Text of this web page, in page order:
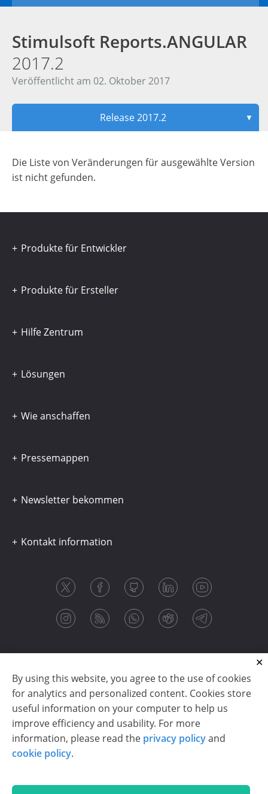
Stimulsoft Reports.ANGULAR
2017.2
Veröffentlicht am 02. Oktober 2017
Release 2017.2 ▼
Die Liste von Veränderungen für ausgewählte Version
ist nicht gefunden.
By using this website, you agree to the use of cookies
for analytics and personalized content. Cookies store
useful information on your computer to help us
improve efficiency and usability. For more
information, please read the privacy policyand
cookie policy.
Produkte für Entwickler
Produkte für Ersteller
Hilfe Zentrum
Lösungen
Wie anschaffen
Pressemappen
Newsletter bekommen
Kontakt information
Copyright © 2003-2026 CloudReports sp. z o.o. (dba
Stimulsoft). All rights reserved.